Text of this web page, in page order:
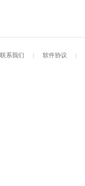
联系我们 软件协议